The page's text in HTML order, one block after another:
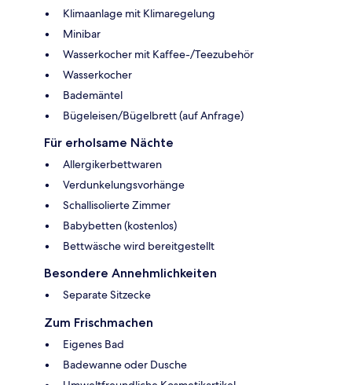
Klimaanlage mit Klimaregelung
Minibar
Wasserkocher mit Kaffee-/Teezubehör
Wasserkocher
Bademäntel
Bügeleisen/Bügelbrett (auf Anfrage)
Für erholsame Nächte
Allergikerbettwaren
Verdunkelungsvorhänge
Schallisolierte Zimmer
Babybetten (kostenlos)
Bettwäsche wird bereitgestellt
Besondere Annehmlichkeiten
Separate Sitzecke
Zum Frischmachen
Eigenes Bad
Badewanne oder Dusche